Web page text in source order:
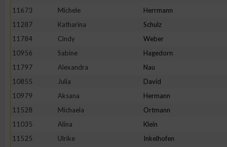
11673
Michele Herrmann
11287
Katharina Schulz
11784
Cindy Weber
10956
Sabine Hagedorn
11797
Alexandra Nau
10855
Julia David
10979
Aksana Hermann
11528
Michaela Ortmann
11035
Alina Klein
11525
Ulrike Inkelhofen